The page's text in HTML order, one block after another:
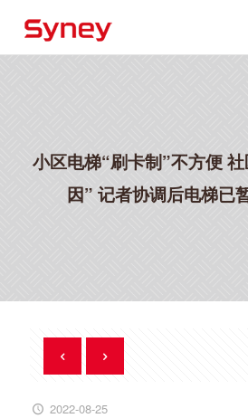
小区电梯“刷卡制”不方便
因” 记者协调后电梯已
2022-08-25